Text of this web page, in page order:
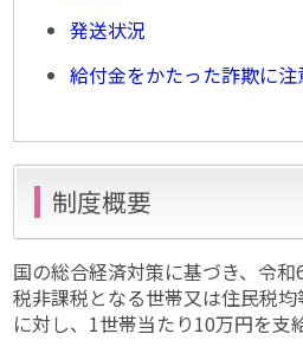
発送状況
給付金をかたった詐欺に注
制度概要
国の総合経済対策に基づき、令
税非課税となる世帯又は住民税
に対し、1世帯当たり10万円を支